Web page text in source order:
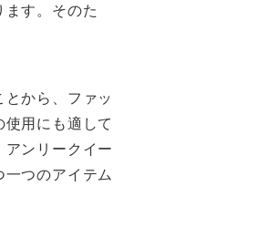
す。そのた
から、ファッ
用にも適して
ンリークイー
つのアイテム